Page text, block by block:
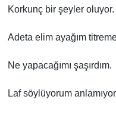
Korkunç bir şeyler oluyor.
Adeta elim ayağım
Ne yapacağımı şaşırdım.
Laf söylüyorum